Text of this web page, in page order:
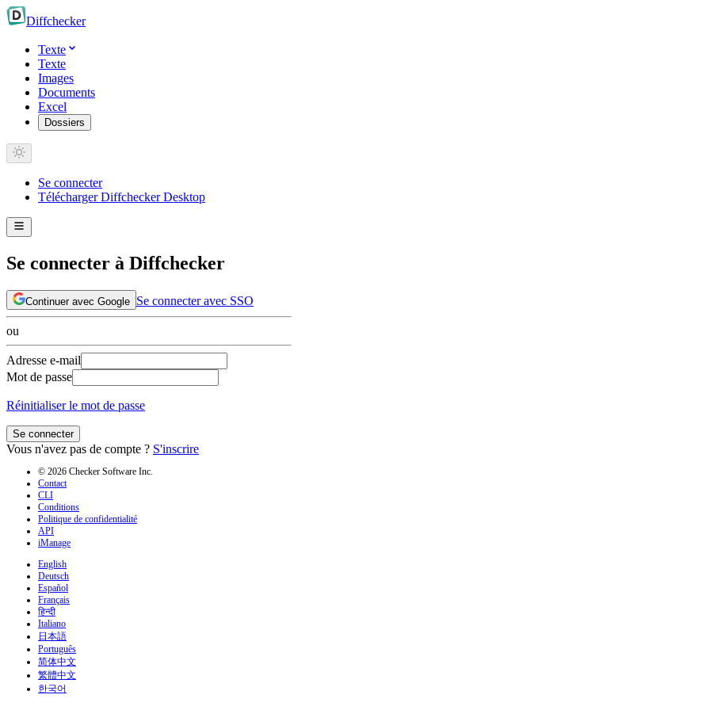
Diffchecker
Texte
Texte
Images
Documents
Excel
Dossiers
Se connecter
Télécharger Diffchecker Desktop
Se connecter à Diffchecker
Continuer avec Google Se connecter avec SSO
ou
Adresse e-mail
Mot de passe
Réinitialiser le mot de passe
Se connecter
Vous n'avez pas de compte ? S'inscrire
© 2026 Checker Software Inc.
Contact
CLI
Conditions
Politique de confidentialité
API
iManage
English
Deutsch
Español
Français
हिन्दी
Italiano
日本語
Português
简体中文
繁體中文
한국어